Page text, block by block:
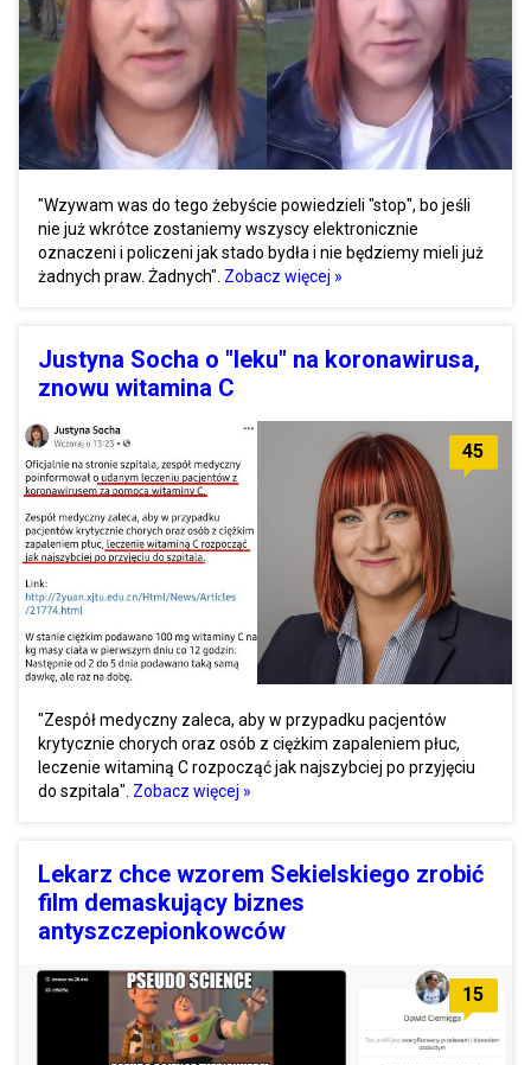
"Wzywam was do tego żebyście powiedzieli "stop", bo jeśli
nie już wkrótce zostaniemy wszyscy elektronicznie
oznaczeni i policzeni jak stado bydła i nie będziemy mieli już
żadnych praw. Żadnych". Zobacz więcej »
Justyna Socha o "leku" na koronawirusa,
znowu witamina C
45
"Zespół medyczny zaleca, aby w przypadku pacjentów
krytycznie chorych oraz osób z ciężkim zapaleniem płuc,
leczenie witaminą C rozpocząć jak najszybciej po przyjęciu
do szpitala". Zobacz więcej »
Lekarz chce wzorem Sekielskiego zrobić
film demaskujący biznes
antyszczepionkowców
15